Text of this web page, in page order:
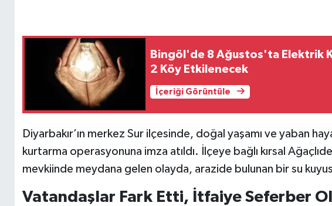
Bingöl'de 8 Ağustos'ta Elektrik
2 Köy Etkilenecek
İçeriği Görüntüle
Diyarbakır’ın merkez Sur ilçesinde, doğal yaşamı ve yaban
kurtarma operasyonuna imza atıldı. İlçeye bağlı kırsal
mevkiinde meydana gelen olayda, arazide bulunan bir su
Vatandaşlar Fark Etti, İtfaiye Seferber